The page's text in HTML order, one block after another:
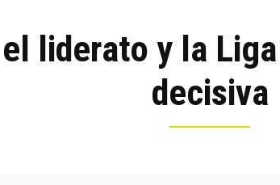
liderato y la
decisiva